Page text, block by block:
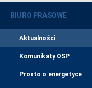
BIURO PRASOWE
Aktualności
Komunikaty OSP
Prosto o energetyce